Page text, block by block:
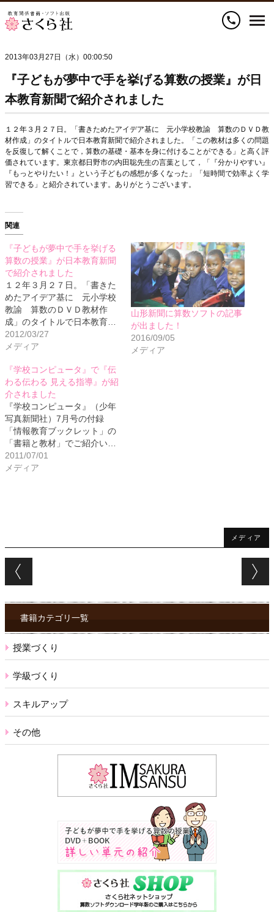
call
2013年03月27日（水）00:00:50
『子どもが夢中で手を挙げる算数の授業』が日
本教育新聞で紹介されました
１２年３月２７日。「書きためたアイデア基に 元小学校教諭 算数のＤＶＤ教
材作成」のタイトルで日本教育新聞で紹介されました。「この教材は多くの問題
を反復して解くことで，算数の基礎・基本を身に付けることができる」と高く評
価されています。東京都日野市の内田聡先生の言葉として，「『分かりやすい』
『もっとやりたい！』という子どもの感想が多くなった」「短時間で効率よく学
習できる」と紹介されています。ありがとうございます。
関連
『子どもが夢中で手を挙げる
算数の授業』が日本教育新聞
で紹介されました
１２年３月２７日。「書きた
めたアイデア基に 元小学校
教諭 算数のＤＶＤ教材作
成」のタイトルで日本教育…
2012/03/27
メディア
山形新聞に算数ソフトの記事
が出ました！
2016/09/05
メディア
『学校コンピュータ』で『伝
わる伝わる 見える指導』が紹
介されました
『学校コンピュータ』（少年
写真新聞社）7月号の付録
「情報教育ブックレット」の
「書籍と教材」でご紹介い…
2011/07/01
メディア
メディア
Post navigation
書籍カテゴリ一覧
授業づくり
学級づくり
スキルアップ
その他